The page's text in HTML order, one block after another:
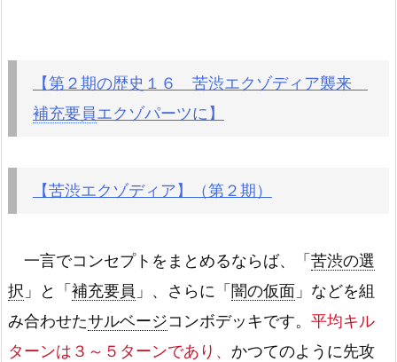
【第２期の歴史１６ 苦渋エクゾディア襲来
補充要員エクゾパーツに】
【苦渋エクゾディア】（第２期）
一言でコンセプトをまとめるならば、「 苦渋の選
択 」と「 補充要員 」、さらに「 闇の仮面 」などを組
み合わせたサルベージコンボデッキです。 平均キル
ターンは３～５ターンであり、 かつてのように先攻